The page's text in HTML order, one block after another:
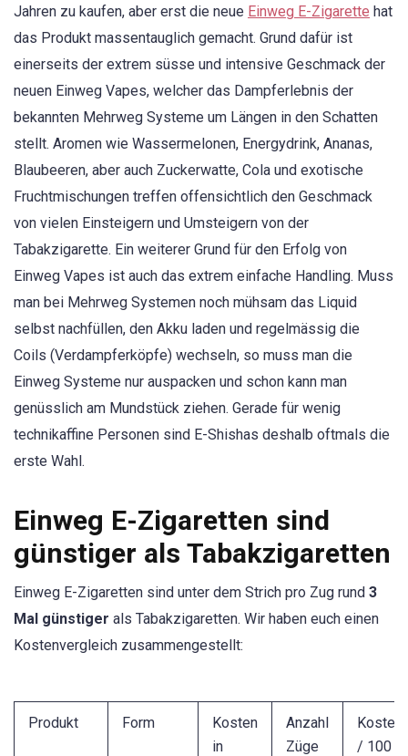
Jahren zu kaufen, aber erst die neue Einweg E-Zigarette hat
das Produkt massentauglich gemacht. Grund dafür ist
einerseits der extrem süsse und intensive Geschmack der
neuen Einweg Vapes, welcher das Dampferlebnis der
bekannten Mehrweg Systeme um Längen in den Schatten
stellt. Aromen wie Wassermelonen, Energydrink, Ananas,
Blaubeeren, aber auch Zuckerwatte, Cola und exotische
Fruchtmischungen treffen offensichtlich den Geschmack
von vielen Einsteigern und Umsteigern von der
Tabakzigarette. Ein weiterer Grund für den Erfolg von
Einweg Vapes ist auch das extrem einfache Handling. Muss
man bei Mehrweg Systemen noch mühsam das Liquid
selbst nachfüllen, den Akku laden und regelmässig die
Coils (Verdampferköpfe) wechseln, so muss man die
Einweg Systeme nur auspacken und schon kann man
genüsslich am Mundstück ziehen. Gerade für wenig
technikaffine Personen sind E-Shishas deshalb oftmals die
erste Wahl.
Einweg E-Zigaretten sind
günstiger als Tabakzigaretten
Einweg E-Zigaretten sind unter dem Strich pro Zug rund 3
Mal günstiger als Tabakzigaretten. Wir haben euch einen
Kostenvergleich zusammengestellt:
Produkt Form
Kosten
in
Anzahl
Züge
Kosten
/ 100